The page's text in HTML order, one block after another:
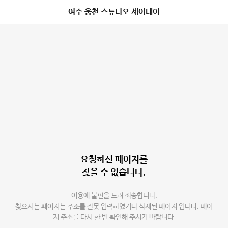
여수 웅천 스튜디오 세이데이
요청하신 페이지를
찾을 수 없습니다.
이용에 불편을 드려 죄송합니다.
찾으시는 페이지는 주소를 잘못 입력하였거나 삭제된 페이지 입니다. 페이
지 주소를 다시 한 번 확인해 주시기 바랍니다.